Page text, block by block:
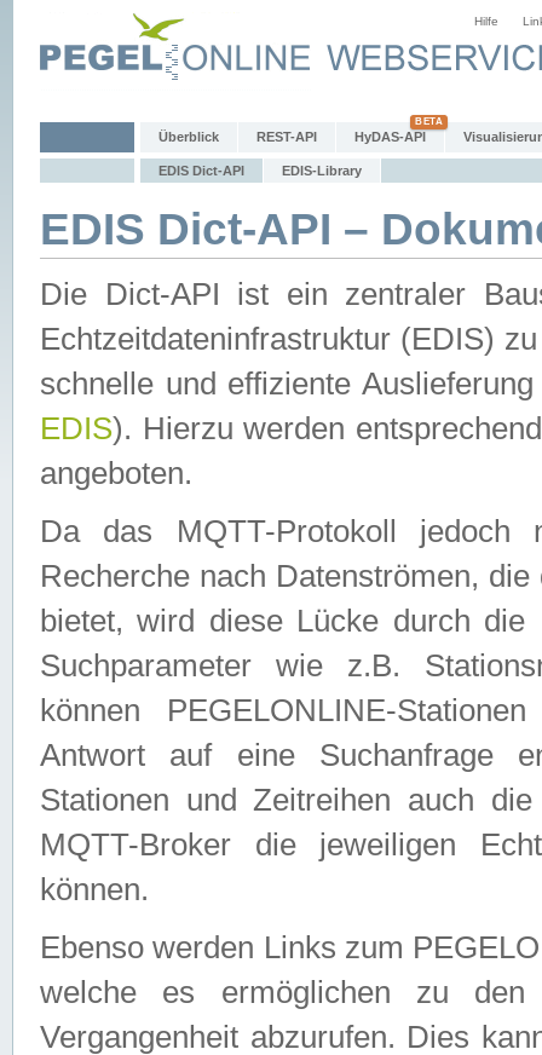
Hilfe
Überblick REST-API HyDAS-API
EDIS Dict-API EDIS-Library
EDIS Dict-API –
Die Dict-API ist ein zentraler
Echtzeitdateninfrastruktur (EDIS)
schnelle und effiziente
EDIS). Hierzu werden
angeboten.
Da das MQTT-Protokoll jedoch
Recherche nach Datenströmen,
bietet, wird diese Lücke durch die
Suchparameter wie z.B.
können PEGELONLINE-
Antwort auf eine Suchanfrage
Stationen und Zeitreihen auch
MQTT-Broker die jeweiligen
können.
Ebenso werden Links zum
welche es ermöglichen zu den
Vergangenheit abzurufen. Dies